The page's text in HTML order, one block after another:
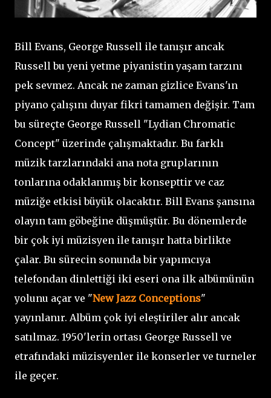
Bill Evans, George Russell ile tanışır ancak
Russell bu yeni yetme piyanistin yaşam tarzını
pek sevmez. Ancak ne zaman gizlice Evans'ın
piyano çalışını duyar fikri tamamen değişir. Tam
bu süreçte George Russell "Lydian Chromatic
Concept" üzerinde çalışmaktadır. Bu farklı
müzik tarzlarındaki ana nota gruplarının
tonlarına odaklanmış bir konsepttir ve caz
müziğe etkisi büyük olacaktır. Bill Evans şansına
olayın tam göbeğine düşmüştür. Bu dönemlerde
bir çok iyi müzisyen ile tanışır hatta birlikte
çalar. Bu sürecin sonunda bir yapımcıya
telefondan dinlettiği iki eseri ona ilk albümünün
yolunu açar ve "New Jazz Conceptions"
yayınlanır. Albüm çok iyi eleştiriler alır ancak
satılmaz. 1950'lerin ortası George Russell ve
etrafındaki müzisyenler ile konserler ve turneler
ile geçer.